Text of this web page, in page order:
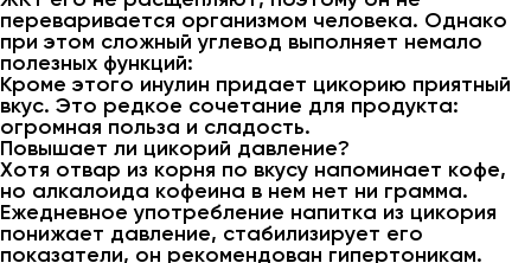
переваривается организмом человека. Однако
при этом сложный углевод выполняет немало
полезных функций:
Кроме этого инулин придает цикорию приятный
вкус. Это редкое сочетание для продукта:
огромная польза и сладость.
Повышает ли цикорий давление?
Хотя отвар из корня по вкусу напоминает кофе,
но алкалоида кофеина в нем нет ни грамма.
Ежедневное употребление напитка из цикория
понижает давление, стабилизирует его
показатели, он рекомендован гипертоникам.